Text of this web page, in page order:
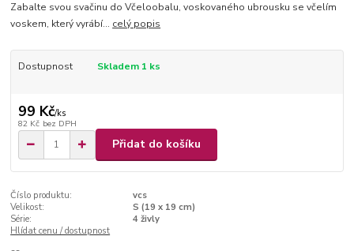
Zabalte svou svačinu do Včeloobalu, voskovaného ubrousku se včelím
voskem, který vyrábí... celý popis
Dostupnost Skladem 1 ks
99 Kč/ks
82 Kč bez DPH
Přidat do košíku
Číslo produktu:
vcs
Velikost:
S (19 x 19 cm)
Série:
4 živly
Hlídat cenu / dostupnost